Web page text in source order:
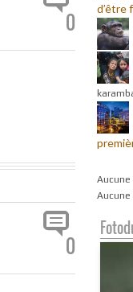
0
0
d’être
Aucune
Aucune